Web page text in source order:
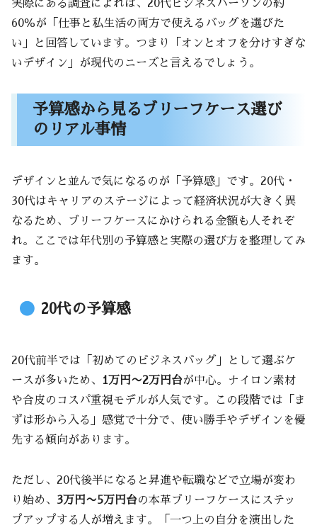
実際にある調査によれば、20代ビジネスパーソンの約
60％が「仕事と私生活の両方で使えるバッグを選びた
い」と回答しています。つまり「オンとオフを分けすぎな
いデザイン」が現代のニーズと言えるでしょう。
予算感から見るブリーフケース選び
のリアル事情
デザインと並んで気になるのが「予算感」です。20代・
30代はキャリアのステージによって経済状況が大きく異
なるため、ブリーフケースにかけられる金額も人それぞ
れ。ここでは年代別の予算感と実際の選び方を整理してみ
ます。
20代の予算感
20代前半では「初めてのビジネスバッグ」として選ぶケ
ースが多いため、
1万円〜2万円台が中心。ナイロン素材
や合皮のコスパ重視モデルが人気です。この段階では「ま
ずは形から入る」感覚で十分で、使い勝手やデザインを優
先する傾向があります。
ただし、20代後半になると昇進や転職などで立場が変わ
り始め、 3万円〜5万円台の本革ブリーフケースにステッ
プアップする人が増えます。「一つ上の自分を演出した